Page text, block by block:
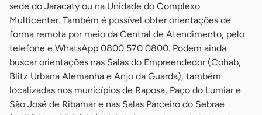
sede do Jaracaty ou na Unidade do Complexo
Multicenter. Também é possível obter orientações de
forma remota por meio da Central de Atendimento, pelo
telefone e WhatsApp 0800 570 0800. Podem ainda
buscar orientações nas Salas do Empreendedor (Cohab,
Blitz Urbana Alemanha e Anjo da Guarda), também
localizadas nos municípios de Raposa, Paço do Lumiar e
São José de Ribamar e nas Salas Parceiro do Sebrae